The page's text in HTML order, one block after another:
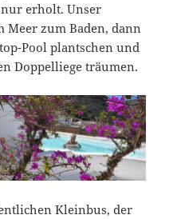
erholt. Unser
Meer zum Baden, dann
Pool plantschen und
Doppelliege träumen.
Kleinbus, der